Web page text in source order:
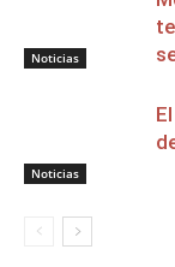
Noticias
Noticias